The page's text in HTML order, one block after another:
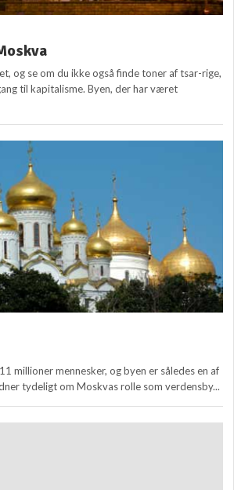
og se om du ikke også finde toner af tsar-rige,
til kapitalisme. Byen, der har været
millioner mennesker, og byen er således en af
tydeligt om Moskvas rolle som verdensby...